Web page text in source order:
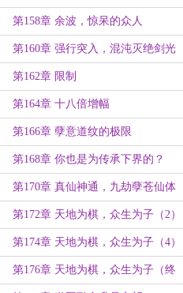
帅断臂
第158章 余波，惊呆的众人
第160章 强行突入，混沌灭绝剑光
（4k大章）
第162章 限制
第164章 十八倍增幅
第166章 孽意道纹的极限
第168章 你也是为传承下界的？
第170章 真仙神通，九劫孽苍仙体
（4k大章）
第172章 天地为棋，众生为子（2）
第174章 天地为棋，众生为子（4）
第176章 天地为棋，众生为子（终